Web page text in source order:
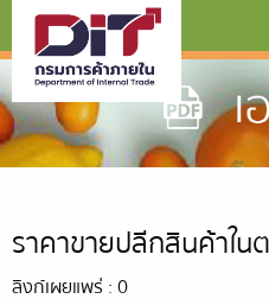
ราคาขายปลีกสินค้าใน
ลิงก์เผยแพร่ : 0